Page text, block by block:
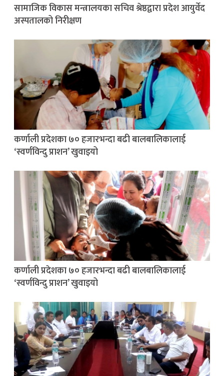
सामाजिक विकास मन्त्रालयका सचिव श्रेष्ठद्वारा प्रदेश आयुर्वेद
अस्पतालको निरीक्षण
कर्णाली प्रदेशका ७० हजारभन्दा बढी बालबालिकालाई
‘स्वर्णविन्दु प्राशन’ खुवाइयो
कर्णाली प्रदेशका ७० हजारभन्दा बढी बालबालिकालाई
‘स्वर्णविन्दु प्राशन’ खुवाइयो